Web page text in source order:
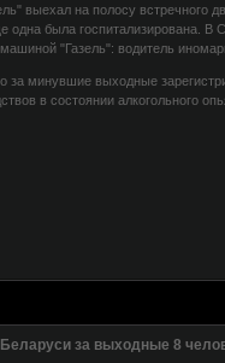
выехал на полосу встречного
одна была госпитализирована. В
"Газель": водитель
за минувшие выходные
в состоянии алкогольного
за выходные 8